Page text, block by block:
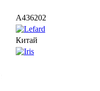
A436202
Китай